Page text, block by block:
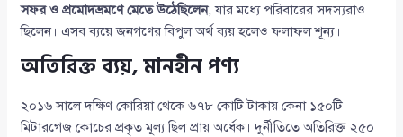
সফর ও প্রমোদভ্রমণে মেতে উঠেছিলেন, যার মধ্যে পরিবারের সদস্যরাও
ছিলেন। এসব ব্যয়ে জনগণের বিপুল অর্থ ব্যয় হলেও ফলাফল শূন্য।
অতিরিক্ত ব্যয়, মানহীন পণ্য
২০১৬ সালে দক্ষিণ কোরিয়া থেকে ৬৭৮ কোটি টাকায় কেনা ১৫০টি
মিটারগেজ কোচের প্রকৃত মূল্য ছিল প্রায় অর্ধেক। দুর্নীতিতে অতিরিক্ত ২৫০